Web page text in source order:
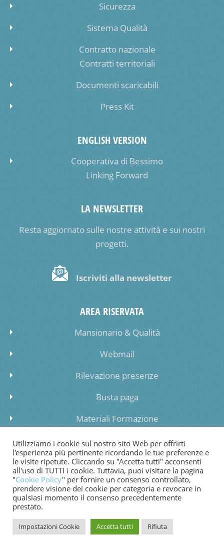
Sicurezza
Sistema Qualità
Contratto nazionale
Contratti territoriali
Documenti scaricabili
Press Kit
ENGLISH VERSION
Cooperativa di Bessimo
Linking Forward
LA NEWSLETTER
Resta aggiornato sulle nostre attività e sui nostri
progetti.
Iscriviti alla newsletter
AREA RISERVATA
Mansionario & Qualità
Webmail
Rilevazione presenze
Busta paga
Materiali Formazione
Inserimento dati lista di attesa
COOKIE POLICY PRIVACY POLICY
WHISTLEBLOWING
© 2024 Copyright Cooperativa di Bessimo
Utilizziamo i cookie sul nostro sito Web per offrirti
l'esperienza più pertinente ricordando le tue preferenze e
le visite ripetute. Cliccando su "Accetta tutti" acconsenti
all'uso di TUTTI i cookie. Tuttavia, puoi visitare la pagina
"Cookie Policy" per fornire un consenso controllato,
prendere visione dei cookie per categoria e revocare in
qualsiasi momento il consenso precedentemente
prestato.
Impostazioni Cookie Accetta tutti Rifiuta